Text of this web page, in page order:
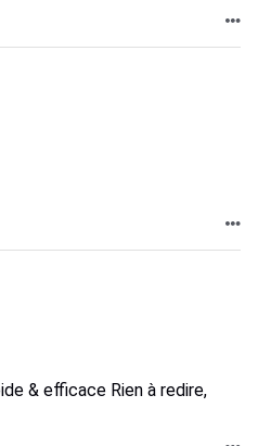
& efficace Rien à redire,